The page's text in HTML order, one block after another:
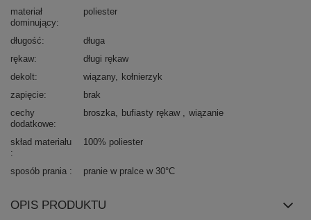
materiał
dominujący
poliester
długość
długa
rękaw
długi rękaw
dekolt
wiązany
kołnierzyk
zapięcie
brak
cechy
dodatkowe
broszka bufiasty rękaw wiązanie
skład materiału 100% poliester
sposób prania pranie w pralce w 30°C
OPIS PRODUKTU